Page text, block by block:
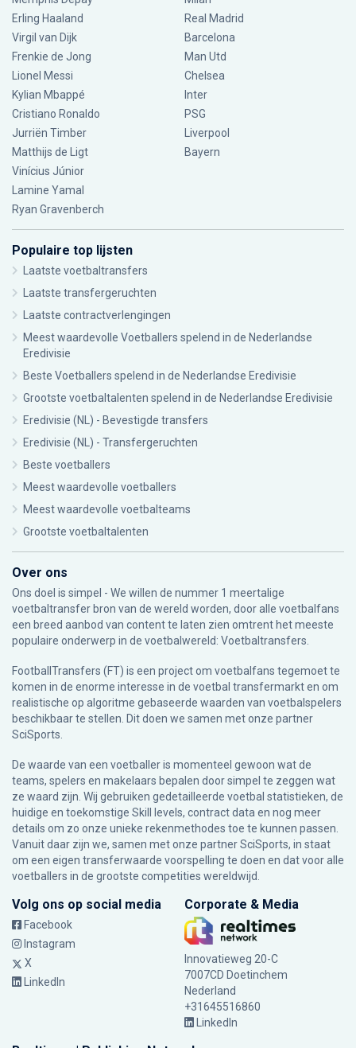
Erling Haaland
Virgil van Dijk
Frenkie de Jong
Lionel Messi
Kylian Mbappé
Cristiano Ronaldo
Jurriën Timber
Matthijs de Ligt
Vinícius Júnior
Lamine Yamal
Ryan Gravenberch
Real Madrid
Barcelona
Man Utd
Chelsea
Inter
PSG
Liverpool
Bayern
Populaire top lijsten
Laatste voetbaltransfers
Laatste transfergeruchten
Laatste contractverlengingen
Meest waardevolle Voetballers spelend in de Nederlandse
Eredivisie
Beste Voetballers spelend in de Nederlandse Eredivisie
Grootste voetbaltalenten spelend in de Nederlandse Eredivisie
Eredivisie (NL) - Bevestigde transfers
Eredivisie (NL) - Transfergeruchten
Beste voetballers
Meest waardevolle voetballers
Meest waardevolle voetbalteams
Grootste voetbaltalenten
Over ons
Ons doel is simpel - We willen de nummer 1 meertalige
voetbaltransfer bron van de wereld worden, door alle voetbalfans
een breed aanbod van content te laten zien omtrent het meeste
populaire onderwerp in de voetbalwereld: Voetbaltransfers.
FootballTransfers (FT) is een project om voetbalfans tegemoet te
komen in de enorme interesse in de voetbal transfermarkt en om
realistische op algoritme gebaseerde waarden van voetbalspelers
beschikbaar te stellen. Dit doen we samen met onze partner
SciSports
De waarde van een voetballer is momenteel gewoon wat de
teams, spelers en makelaars bepalen door simpel te zeggen wat
ze waard zijn. Wij gebruiken gedetailleerde voetbal statistieken, de
huidige en toekomstige Skill levels, contract data en nog meer
details om zo onze unieke rekenmethodes toe te kunnen passen.
Vanuit daar zijn we, samen met onze partner SciSports, in staat
om een eigen transferwaarde voorspelling te doen en dat voor alle
voetballers in de grootste competities wereldwijd.
Volg ons op social media
Facebook
Instagram
X
LinkedIn
Corporate & Media
Innovatieweg 20-C
7007CD Doetinchem
Nederland
+31645516860
LinkedIn